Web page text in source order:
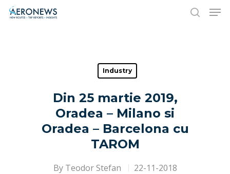
Hit enter to search or ESC to close
Industry
Din 25 martie 2019,
Oradea – Milano si
Oradea – Barcelona cu
TAROM
By Teodor Stefan 22-11-2018